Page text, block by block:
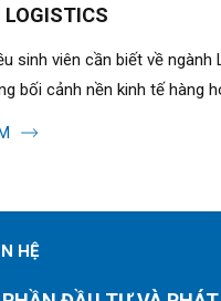
LOGISTICS
sinh viên cần biết về ngành
bối cảnh nền kinh tế hàng
mạnh mẽ, Logistics ra đời như
HỆ